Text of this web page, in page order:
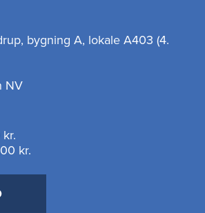
bygning A, lokale A403 (4.
NV
kr.